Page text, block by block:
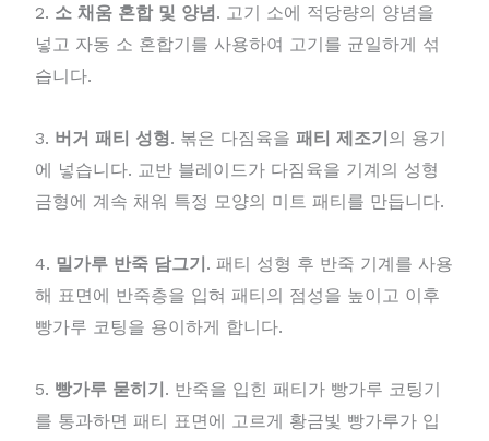
2. 소 채움 혼합 및 양념. 고기 소에 적당량의 양념을
넣고 자동 소 혼합기를 사용하여 고기를 균일하게 섞
습니다.
3. 버거 패티 성형. 볶은 다짐육을 패티 제조기의 용기
에 넣습니다. 교반 블레이드가 다짐육을 기계의 성형
금형에 계속 채워 특정 모양의 미트 패티를 만듭니다.
4. 밀가루 반죽 담그기. 패티 성형 후 반죽 기계를 사용
해 표면에 반죽층을 입혀 패티의 점성을 높이고 이후
빵가루 코팅을 용이하게 합니다.
5. 빵가루 묻히기. 반죽을 입힌 패티가 빵가루 코팅기
를 통과하면 패티 표면에 고르게 황금빛 빵가루가 입